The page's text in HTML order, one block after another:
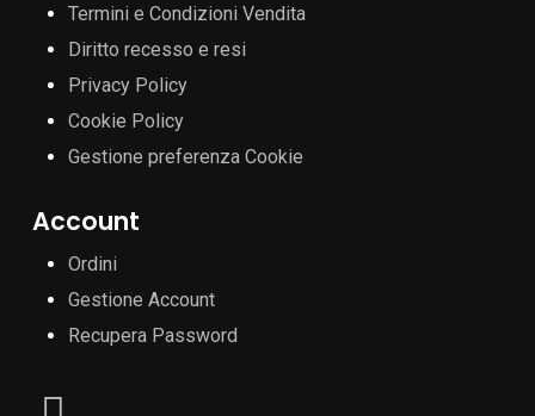
Termini e Condizioni Vendita
Diritto recesso e resi
Privacy Policy
Cookie Policy
Gestione preferenza Cookie
Account
Ordini
Gestione Account
Recupera Password